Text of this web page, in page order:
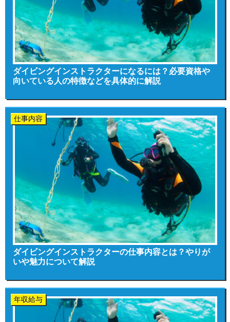
ダイビングインストラクターになるには？必要資格や
向いている人の特徴などを具体的に解説
仕事内容
ダイビングインストラクターの仕事内容とは？やりが
いや魅力について解説
年収給与